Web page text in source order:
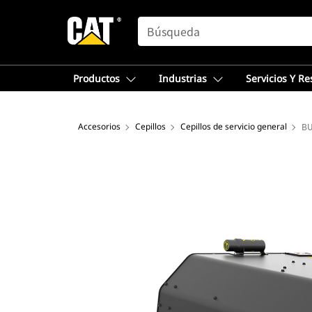
SEARCH
Productos Industrias Servicios Y
Accesorios Cepillos Cepillos de servicio general